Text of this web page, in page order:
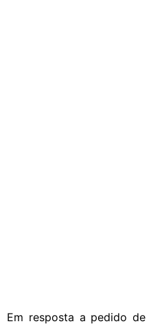
Em resposta a pedido